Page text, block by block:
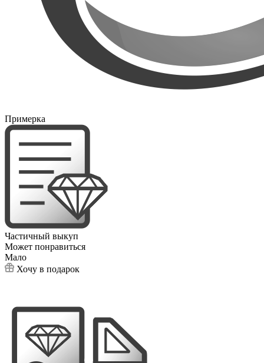
Примерка
Частичный выкуп
Может понравиться
Мало
Хочу в подарок